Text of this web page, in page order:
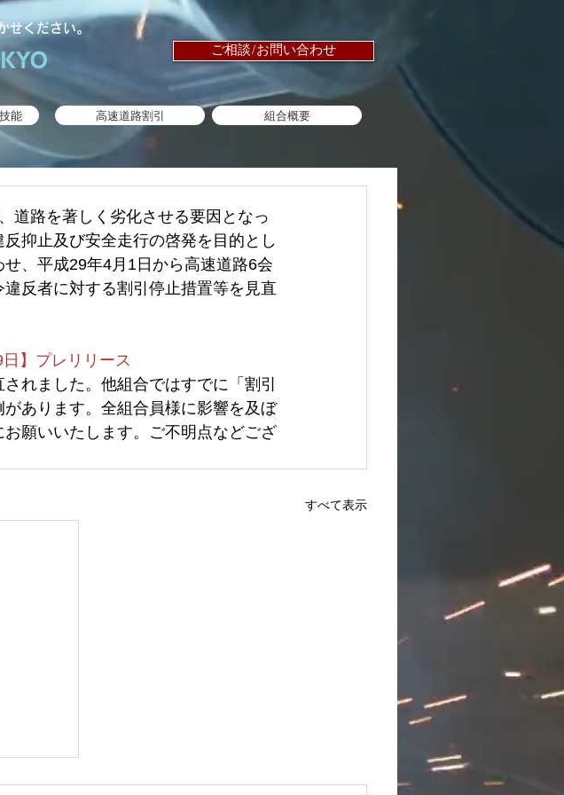
せください。
ご相談/お問い合わせ
能 高速道路割引 組合概要
道路を著しく劣化させる要因となっ
抑止及び安全走行の啓発を目的とし
、平成29年4月1日から高速道路6会
反者に対する割引停止措置等を見直
日】プレリリース
れました。他組合ではすでに「割引
あります。全組合員様に影響を及ぼ
願いいたします。ご不明点などござ
すべて表示
書・